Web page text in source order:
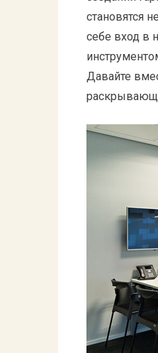
становятся
себе вход в
Давайте